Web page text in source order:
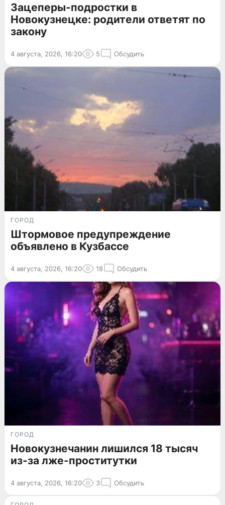
Зацеперы-подростки в
Новокузнецке: родители ответят по
закону
4 августа, 2026, 16:20 5 Обсудить
ГОРОД
Штормовое предупреждение
объявлено в Кузбассе
4 августа, 2026, 16:20 18 Обсудить
ГОРОД
Новокузнечанин лишился 18 тысяч
из-за лже-проститутки
4 августа, 2026, 16:20 3 Обсудить